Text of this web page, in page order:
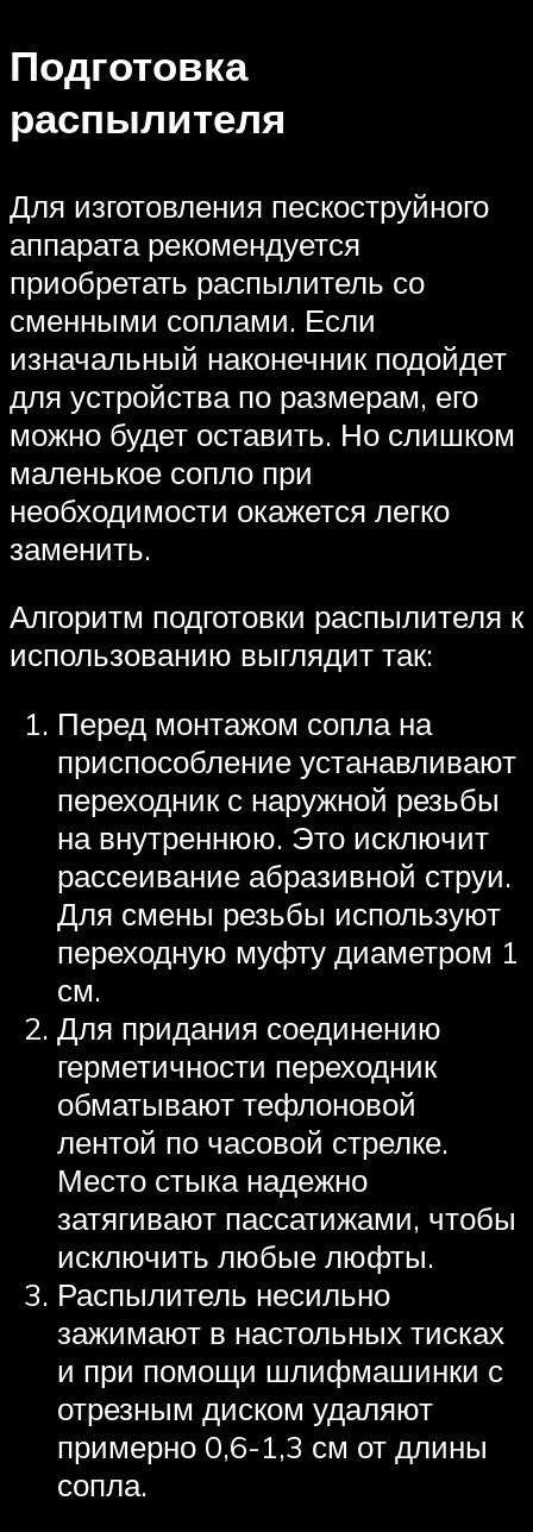
Подготовка
распылителя
Для изготовления пескоструйного
аппарата рекомендуется
приобретать распылитель со
сменными соплами. Если
изначальный наконечник подойдет
для устройства по размерам, его
можно будет оставить. Но слишком
маленькое сопло при
необходимости окажется легко
заменить.
Алгоритм подготовки распылителя к
использованию выглядит так:
Перед монтажом сопла на
приспособление устанавливают
переходник с наружной резьбы
на внутреннюю. Это исключит
рассеивание абразивной струи.
Для смены резьбы используют
переходную муфту диаметром 1
см.
Для придания соединению
герметичности переходник
обматывают тефлоновой
лентой по часовой стрелке.
Место стыка надежно
затягивают пассатижами, чтобы
исключить любые люфты.
Распылитель несильно
зажимают в настольных тисках
и при помощи шлифмашинки с
отрезным диском удаляют
примерно 0,6-1,3 см от длины
сопла.